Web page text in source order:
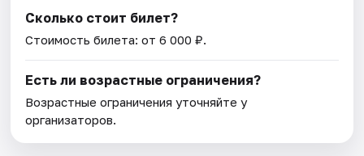
Сколько стоит билет?
Стоимость билета: от 6 000 ₽.
Есть ли возрастные ограничения?
Возрастные ограничения уточняйте у
организаторов.